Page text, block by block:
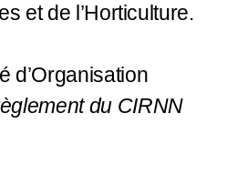
et de l’Horticulture.
d’Organisation
du CIRNN